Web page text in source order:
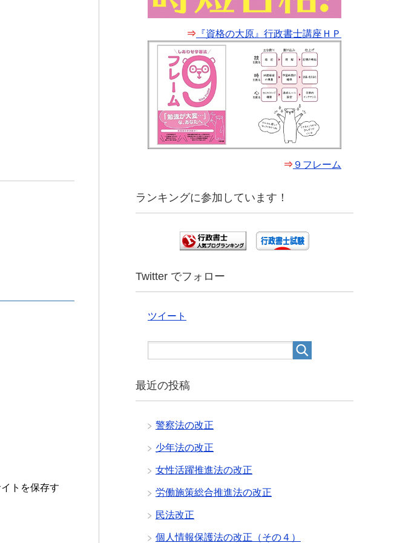
トを保存す
⇒ 『資格の大原』行政書士講座ＨＰ
⇒ ９フレーム
ランキングに参加しています！
Twitter でフォロー
ツイート
最近の投稿
警察法の改正
少年法の改正
女性活躍推進法の改正
労働施策総合推進法の改正
民法改正
個人情報保護法の改正（その４）